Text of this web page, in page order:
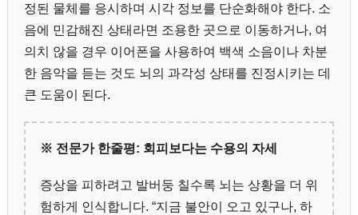
정된 물체를 응시하며 시각 정보를 단순화해야 한다. 소
음에 민감해진 상태라면 조용한 곳으로 이동하거나, 여
의치 않을 경우 이어폰을 사용하여 백색 소음이나 차분
한 음악을 듣는 것도 뇌의 과각성 상태를 진정시키는 데
큰 도움이 된다.
※ 전문가 한줄평: 회피보다는 수용의 자세
증상을 피하려고 발버둥 칠수록 뇌는 상황을 더 위
험하게 인식합니다. “지금 불안이 오고 있구나, 하